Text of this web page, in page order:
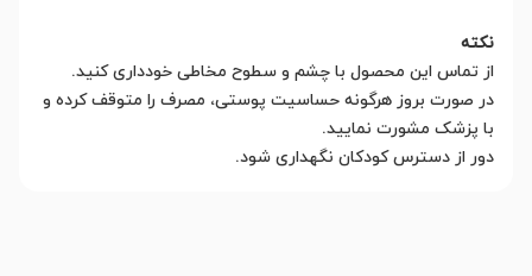
نکته
از تماس این محصول با چشم و سطوح مخاطی خودداری کنید.
در صورت بروز هرگونه حساسیت پوستی، مصرف را متوقف کرده و
با پزشک مشورت نمایید.
دور از دسترس کودکان نگهداری شود.